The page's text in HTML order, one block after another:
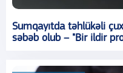
Sumqayıtda təhlükəli
səbəb olub – "Bir ildir